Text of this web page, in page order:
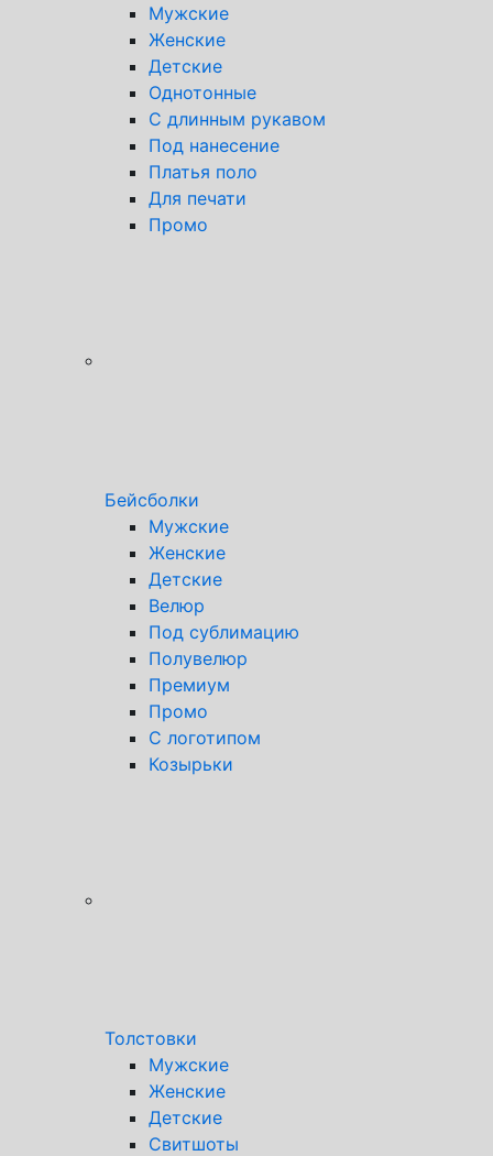
Мужские
Женские
Детские
Однотонные
С длинным рукавом
Под нанесение
Платья поло
Для печати
Промо
Бейсболки
Мужские
Женские
Детские
Велюр
Под сублимацию
Полувелюр
Премиум
Промо
С логотипом
Козырьки
Толстовки
Мужские
Женские
Детские
Свитшоты